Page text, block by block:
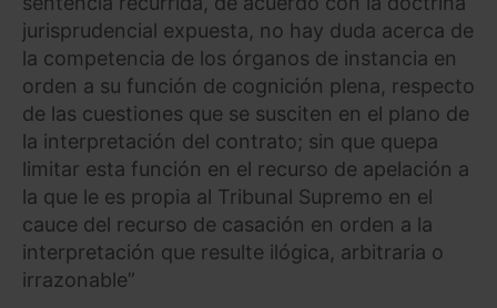
jurisprudencial expuesta, no hay duda acerca de
la competencia de los órganos de instancia en
orden a su función de cognición plena, respecto
de las cuestiones que se susciten en el plano de
la interpretación del contrato; sin que quepa
limitar esta función en el recurso de apelación a
la que le es propia al Tribunal Supremo en el
cauce del recurso de casación en orden a la
interpretación que resulte ilógica, arbitraria o
irrazonable”